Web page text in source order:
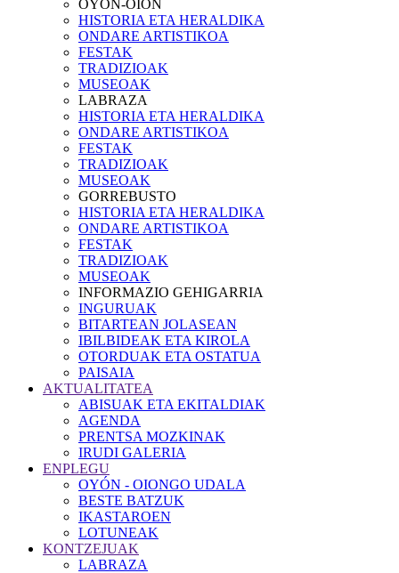
OYÓN-OION
HISTORIA ETA HERALDIKA
ONDARE ARTISTIKOA
FESTAK
TRADIZIOAK
MUSEOAK
LABRAZA
HISTORIA ETA HERALDIKA
ONDARE ARTISTIKOA
FESTAK
TRADIZIOAK
MUSEOAK
GORREBUSTO
HISTORIA ETA HERALDIKA
ONDARE ARTISTIKOA
FESTAK
TRADIZIOAK
MUSEOAK
INFORMAZIO GEHIGARRIA
INGURUAK
BITARTEAN JOLASEAN
IBILBIDEAK ETA KIROLA
OTORDUAK ETA OSTATUA
PAISAIA
AKTUALITATEA
ABISUAK ETA EKITALDIAK
AGENDA
PRENTSA MOZKINAK
IRUDI GALERIA
ENPLEGU
OYÓN - OIONGO UDALA
BESTE BATZUK
IKASTAROEN
LOTUNEAK
KONTZEJUAK
LABRAZA